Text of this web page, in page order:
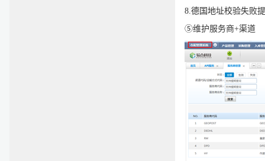
8.德国地址校验失败
⑤维护服务商+渠道